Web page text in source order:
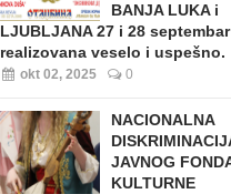
BANJA LUKA i
LJUBLJANA 27 i 28
realizovana veselo i uspešno.
okt 02, 2025 0
NACIONALNA
JAVNOG
KULTURNE